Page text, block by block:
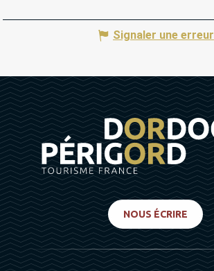
Signaler une erreur
NOUS ÉCRIRE